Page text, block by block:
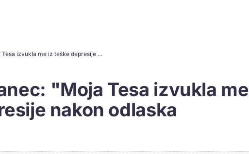
Mirjana Bohanec: "Moja Tesa izvukla me iz teške depresije nakon odlaska supruga"
"Moja Tesa izvukla me
nakon odlaska